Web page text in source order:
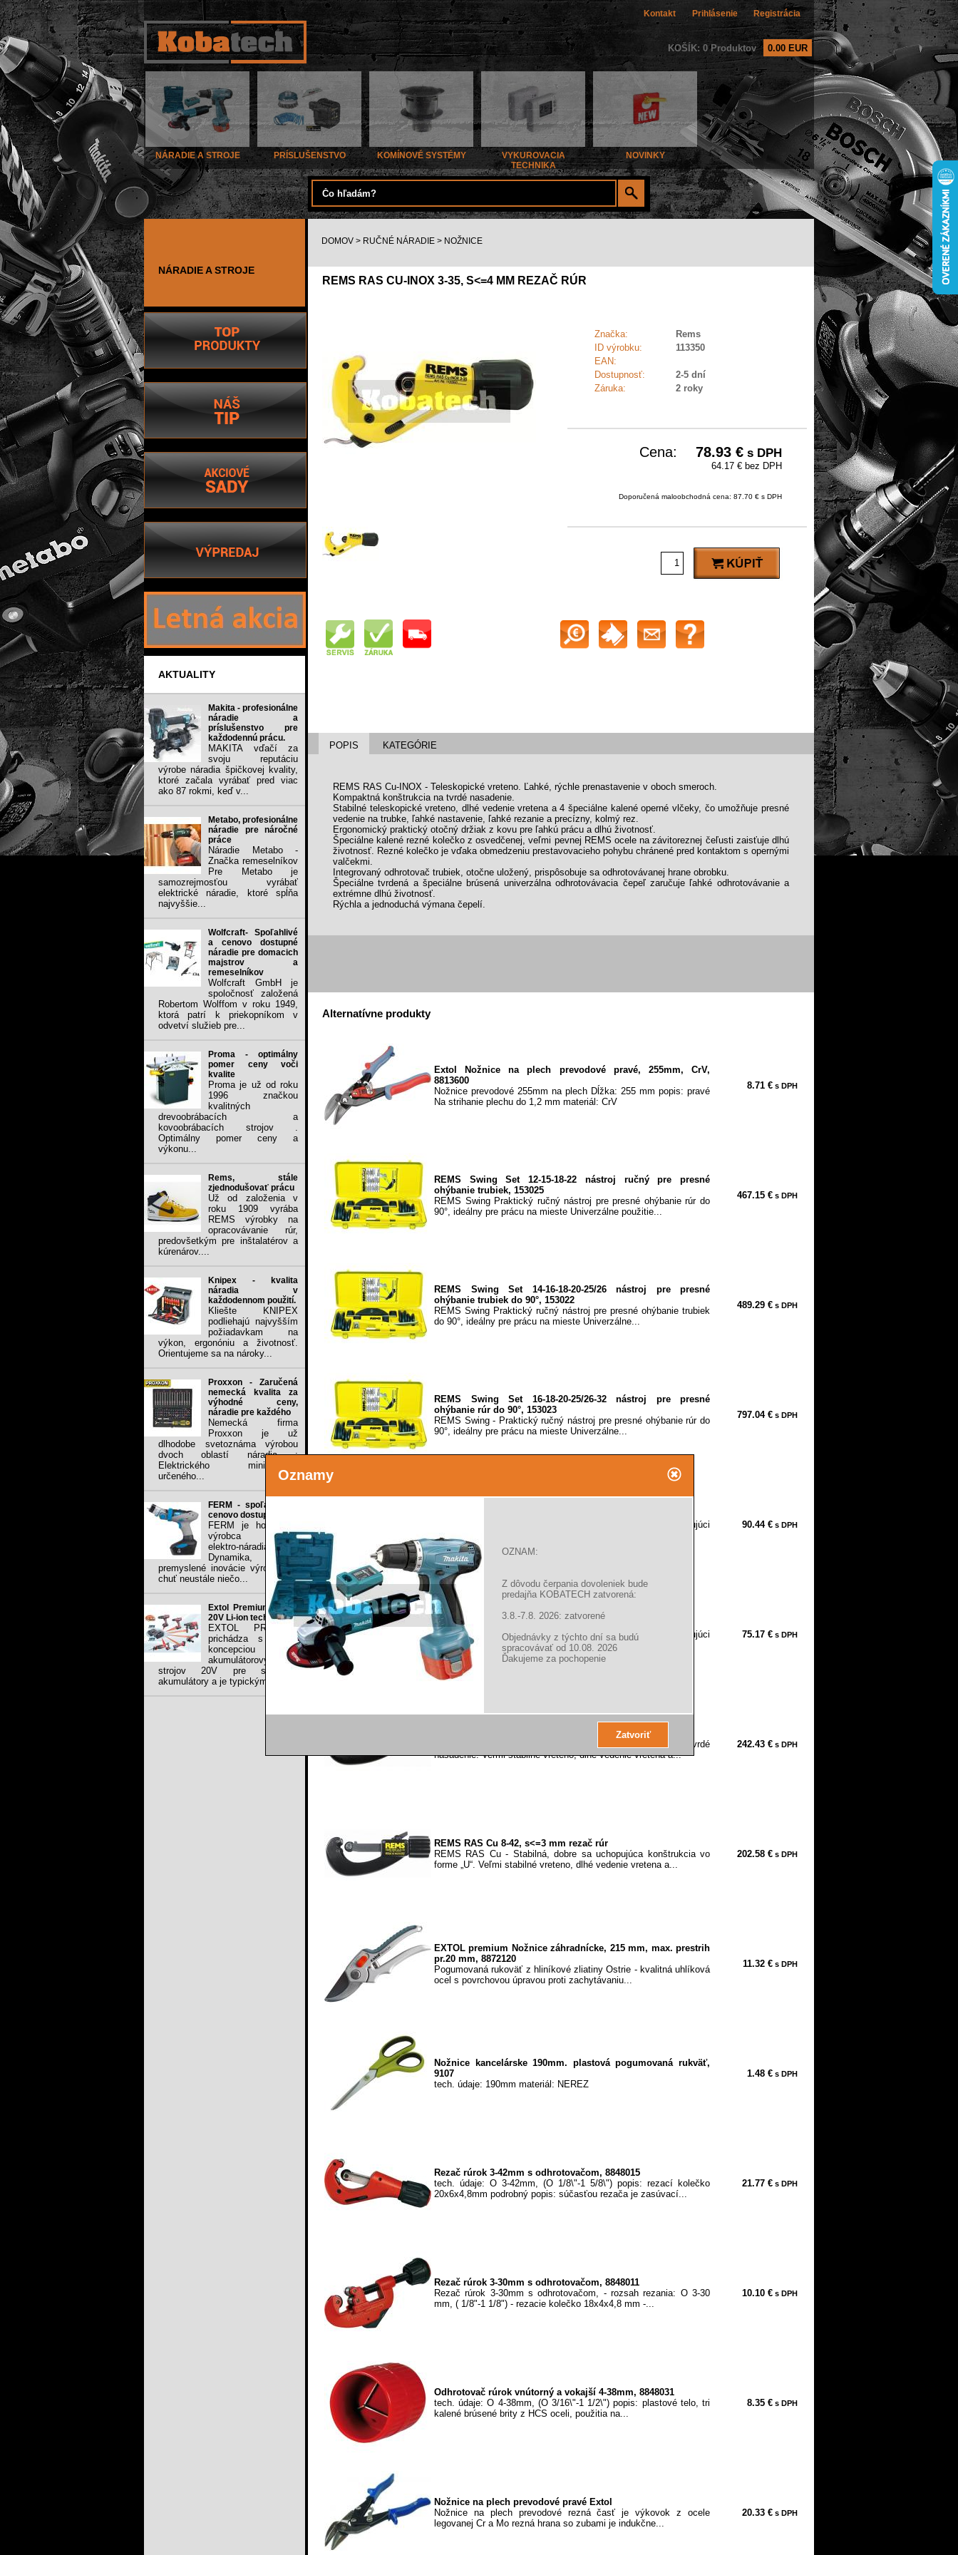
Oznamy
OZNAM:
Z dôvodu čerpania dovoleniek bude
predajňa KOBATECH zatvorená:
3.8.-7.8. 2026: zatvorené
Objednávky z týchto dní sa budú
spracovávať od 10.08. 2026
Ďakujeme za pochopenie
Kontakt Prihlásenie Registrácia
KOŠÍK: 0 Produktov 0.00 EUR
NÁRADIE A STROJE PRÍSLUŠENSTVO KOMÍNOVÉ SYSTÉMY
VYKUROVACIA
TECHNIKA
NOVINKY
NÁRADIE A STROJE
AKTUALITY
Makita - profesionálne
náradie a
príslušenstvo pre
každodennú prácu.
MAKITA vďačí za
svoju reputáciu
výrobe náradia špičkovej kvality,
ktoré začala vyrábať pred viac
ako 87 rokmi, keď v...
Metabo, profesionálne
náradie pre náročné
práce
Náradie Metabo -
Značka remeselníkov
Pre Metabo je
samozrejmosťou vyrábať
elektrické náradie, ktoré spĺňa
najvyššie...
Wolfcraft- Spoľahlivé
a cenovo dostupné
náradie pre domacich
majstrov a
remeselníkov
Wolfcraft GmbH je
spoločnosť založená
Robertom Wolffom v roku 1949,
ktorá patrí k priekopníkom v
odvetví služieb pre...
Proma - optimálny
pomer ceny voči
kvalite
Proma je už od roku
1996 značkou
kvalitných
drevoobrábacích a
kovoobrábacích strojov .
Optimálny pomer ceny a
výkonu...
Rems, stále
zjednodušovať prácu
Už od založenia v
roku 1909 vyrába
REMS výrobky na
opracovávanie rúr,
predovšetkým pre inštalatérov a
kúrenárov....
Knipex - kvalita
náradia v
každodennom použití.
Kliešte KNIPEX
podliehajú najvyšším
požiadavkam na
výkon, ergonóniu a životnosť.
Orientujeme sa na nároky...
Proxxon - Zaručená
nemecká kvalita za
výhodné ceny,
náradie pre každého
Nemecká firma
Proxxon je už
dlhodobe svetoznáma výrobou
dvoch oblastí náradia :
Elektrického mini-náradia
určeného...
FERM - spoľahlivé a
cenovo dostupné
FERM je holandský
výrobca ručného
elektro-náradia.
Dynamika, sila,
premyslené inovácie výrobkov a
chuť neustále niečo...
Extol Premium share
20V Li-ion technology
EXTOL PREMIUM
prichádza s novou
koncepciou Li-ion
akumulátorových
strojov 20V pre spoločné
akumulátory a je typickým...
DOMOV > RUČNÉ NÁRADIE > NOŽNICE
REMS RAS CU-INOX 3-35, S<=4 MM REZAČ RÚR
Značka:
Rems
ID výrobku:
113350
EAN:
Dostupnosť:
2-5 dní
Záruka:
2 roky
Cena: 78.93 € s DPH
64.17 € bez DPH
Doporučená maloobchodná cena: 87.70 € s DPH
POPIS KATEGÓRIE
REMS RAS Cu-INOX - Teleskopické vreteno. Ľahké, rýchle prenastavenie v oboch smeroch.
Kompaktná konštrukcia na tvrdé nasadenie.
Stabilné teleskopické vreteno, dlhé vedenie vretena a 4 špeciálne kalené operné vlčeky, čo umožňuje presné
vedenie na trubke, ľahké nastavenie, ľahké rezanie a precízny, kolmý rez.
Ergonomický praktický otočný držiak z kovu pre ľahkú prácu a dlhú životnosť.
Špeciálne kalené rezné kolečko z osvedčenej, veľmi pevnej REMS ocele na závitoreznej čeľusti zaisťuje dlhú
životnosť. Rezné kolečko je vďaka obmedzeniu prestavovacieho pohybu chránené pred kontaktom s opernými
valčekmi.
Integrovaný odhrotovač trubiek, otočne uložený, prispôsobuje sa odhrotovávanej hrane obrobku.
Špeciálne tvrdená a špeciálne brúsená univerzálna odhrotovávacia čepeľ zaručuje ľahké odhrotovávanie a
extrémne dlhú životnosť.
Rýchla a jednoduchá výmana čepelí.
Alternatívne produkty
Extol Nožnice na plech prevodové pravé, 255mm, CrV,
8813600
Nožnice prevodové 255mm na plech Dĺžka: 255 mm popis: pravé
Na strihanie plechu do 1,2 mm materiál: CrV
8.71 € s DPH
REMS Swing Set 12-15-18-22 nástroj ručný pre presné
ohýbanie trubiek, 153025
REMS Swing Praktický ručný nástroj pre presné ohýbanie rúr do
90°, ideálny pre prácu na mieste Univerzálne použitie...
467.15 € s DPH
REMS Swing Set 14-16-18-20-25/26 nástroj pre presné
ohýbanie trubiek do 90°, 153022
REMS Swing Praktický ručný nástroj pre presné ohýbanie trubiek
do 90°, ideálny pre prácu na mieste Univerzálne...
489.29 € s DPH
REMS Swing Set 16-18-20-25/26-32 nástroj pre presné
ohýbanie rúr do 90°, 153023
REMS Swing - Praktický ručný nástroj pre presné ohýbanie rúr do
90°, ideálny pre prácu na mieste Univerzálne...
797.04 € s DPH
REMS RAS Cu - Kvalitný nástroj na robenie trubiek, vyhovujúci
najvyšším nárokom. Teleskopické vreteno. Ľahké, rýchle...
90.44 € s DPH
REMS RAS Cu 3-35, s<=3 mm rezač rúr
REMS RAS Cu - Kvalitný nástroj na robenie trubiek, vyhovujúci
najvyšším nárokom. Teleskopické vreteno. Ľahké, rýchle...
75.17 € s DPH
REMS RAS Cu-INOX - Robustná, stabilná konštrukcia na tvrdé
nasadenie. Veľmi stabilné vreteno, dlhé vedenie vretena a...
242.43 € s DPH
REMS RAS Cu 8-42, s<=3 mm rezač rúr
REMS RAS Cu - Stabilná, dobre sa uchopujúca konštrukcia vo
forme „U“. Veľmi stabilné vreteno, dlhé vedenie vretena a...
202.58 € s DPH
EXTOL premium Nožnice záhradnícke, 215 mm, max. prestrih
pr.20 mm, 8872120
Pogumovaná rukoväť z hliníkové zliatiny Ostrie - kvalitná uhlíková
ocel s povrchovou úpravou proti zachytávaniu...
11.32 € s DPH
Nožnice kancelárske 190mm. plastová pogumovaná rukväť,
9107
tech. údaje: 190mm materiál: NEREZ
1.48 € s DPH
Rezač rúrok 3-42mm s odhrotovačom, 8848015
tech. údaje: O 3-42mm, (O 1/8\"-1 5/8\") popis: rezací kolečko
20x6x4,8mm podrobný popis: súčasťou rezača je zasúvací...
21.77 € s DPH
Rezač rúrok 3-30mm s odhrotovačom, 8848011
Rezač rúrok 3-30mm s odhrotovačom, - rozsah rezania: O 3-30
mm, ( 1/8"-1 1/8") - rezacie kolečko 18x4x4,8 mm -...
10.10 € s DPH
Odhrotovač rúrok vnútorný a vokajší 4-38mm, 8848031
tech. údaje: O 4-38mm, (O 3/16\"-1 1/2\") popis: plastové telo, tri
kalené brúsené brity z HCS oceli, použitia na...
8.35 € s DPH
Nožnice na plech prevodové pravé Extol
Nožnice na plech prevodové rezná časť je výkovok z ocele
legovanej Cr a Mo rezná hrana so zubami je indukčne...
20.33 € s DPH